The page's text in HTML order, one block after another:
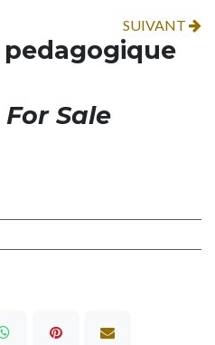
SUIVANT
pedagogique
Sale